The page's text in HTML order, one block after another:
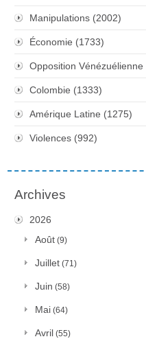
Manipulations (2002)
Économie (1733)
Opposition Vénézuélienne
Colombie (1333)
Amérique Latine (1275)
Violences (992)
Archives
2026
Août (9)
Juillet (71)
Juin (58)
Mai (64)
Avril (55)